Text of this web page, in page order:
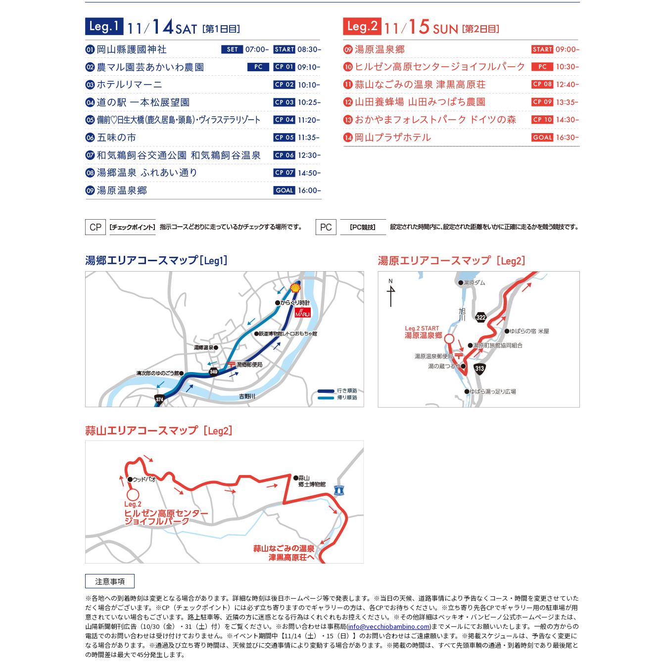
注意事項
※各地への到着時刻は変更となる場合があります。詳細な時刻は後日ホームページ等で発表します。※当日の天候、道路事情により予告なくコース・時間を変更させていた
だく場合がございます。※CP（チェックポイント）には必ず立ち寄りますのでギャラリーの方は、各CPでお待ちください。※立ち寄り先各CPでギャラリー用の駐車場が用
意されていない場合もございます。路上駐車等、近隣の方に迷惑となる行為はくれぐれもお控えください。※その他詳細はベッキオ・バンビーノ公式ホームページまたは、
山陽新聞朝刊広告（10/30（金）・31（土）付）をご覧ください。※お問い合わせは事務局(info@vecchiobambino.com)までメールにてお願いいたします。一般の方からの
電話でのお問い合わせは受け付けておりません。※イベント期間中【11/14（土）・15（日）】のお問い合わせはご遠慮願います。※掲載スケジュールは、予告なく変更に
なる場合があります。※通過及び立ち寄り時間は、天候並びに交通事情により変動する場合があります。※掲載の時間は、すべて先頭車輌の通過・到着時刻であり最後尾と
の時間差は最大で45分発生します。